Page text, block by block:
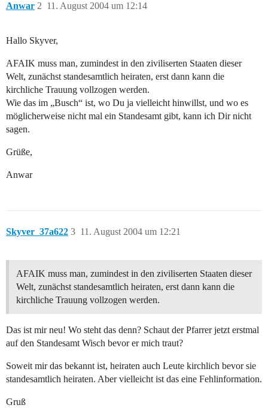
Anwar 11. August 2004 um 12:14
2
Hallo Skyver,
AFAIK muss man, zumindest in den ziviliserten Staaten dieser
Welt, zunächst standesamtlich heiraten, erst dann kann die
kirchliche Trauung vollzogen werden.
Wie das im „Busch“ ist, wo Du ja vielleicht hinwillst, und wo es
möglicherweise nicht mal ein Standesamt gibt, kann ich Dir nicht
sagen.
Grüße,
Anwar
Skyver_37a622 11. August 2004 um 12:21
3
AFAIK muss man, zumindest in den ziviliserten Staaten dieser
Welt, zunächst standesamtlich heiraten, erst dann kann die
kirchliche Trauung vollzogen werden.
Das ist mir neu! Wo steht das denn? Schaut der Pfarrer jetzt erstmal
auf den Standesamt Wisch bevor er mich traut?
Soweit mir das bekannt ist, heiraten auch Leute kirchlich bevor sie
standesamtlich heiraten. Aber vielleicht ist das eine Fehlinformation.
Gruß